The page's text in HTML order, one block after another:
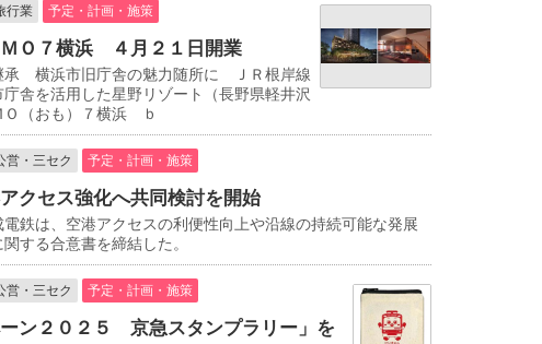
行業 予定・計画・施策
Ｏ７横浜 ４月２１日開業
承 横浜市旧庁舎の魅力随所に ＪＲ根岸線
舎を活用した星野リゾート（長野県軽井沢
Ｏ（おも）７横浜 ｂ
営・三セク 予定・計画・施策
クセス強化へ共同検討を開始
鉄は、空港アクセスの利便性向上や沿線の持続可能な発展
する合意書を締結した。
営・三セク 予定・計画・施策
ン２０２５ 京急スタンプラリー」を